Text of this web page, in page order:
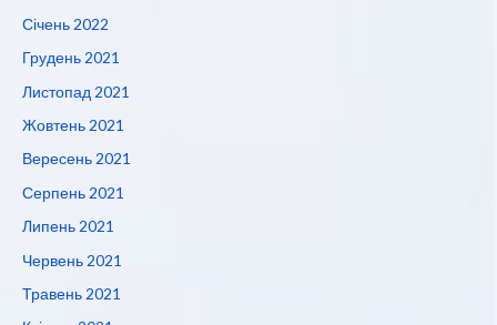
Січень 2022
Грудень 2021
Листопад 2021
Жовтень 2021
Вересень 2021
Серпень 2021
Липень 2021
Червень 2021
Травень 2021